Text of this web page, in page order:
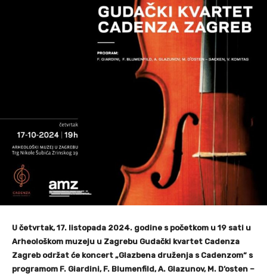
U četvrtak, 17. listopada 2024. godine s početkom u 19 sati u
Arheološkom muzeju u Zagrebu Gudački kvartet Cadenza
Zagreb održat će koncert „Glazbena druženja s Cadenzom“ s
programom F. Giardini, F. Blumenfild, A. Glazunov, M. D’osten –